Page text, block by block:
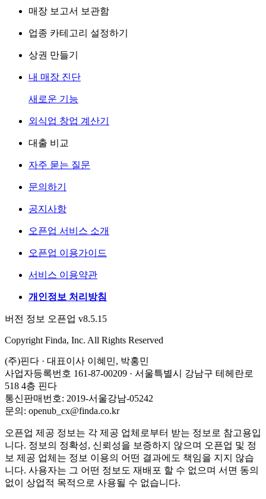
매장 보고서 보관함
업종 카테고리 설정하기
상권 만들기
내 매장 진단
새로운 기능
외식업 창업 계산기
대출 비교
자주 묻는 질문
문의하기
공지사항
오픈업 서비스 소개
오픈업 이용가이드
서비스 이용약관
개인정보 처리방침
버전 정보 오픈업 v8.5.15
Copyright Finda, Inc. All Rights Reserved
(주)핀다 · 대표이사 이혜민, 박홍민
사업자등록번호 161-87-00209 · 서울특별시 강남구 테헤란로
518 4층 핀다
통신판매번호: 2019-서울강남-05242
문의: openub_cx@finda.co.kr
오픈업 제공 정보는 각 제공 업체로부터 받는 정보로 참고용입
니다. 정보의 정확성, 신뢰성을 보증하지 않으며 오픈업 및 정
보 제공 업체는 정보 이용의 어떤 결과에도 책임을 지지 않습
니다. 사용자는 그 어떤 정보도 재배포 할 수 없으며 서면 동의
없이 상업적 목적으로 사용될 수 없습니다.